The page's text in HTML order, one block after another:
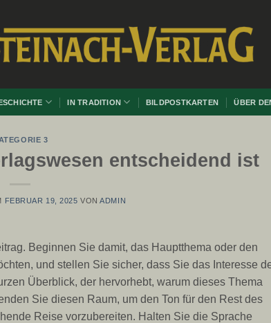
IN TRADITION BILDPOSTKARTEN ÜBER
3
entscheidend ist
FEBRUAR 19, 2025 VONADMIN
Beginnen Sie damit, das Hauptthema oder den
und stellen Sie sicher, dass Sie das Interesse
Überblick, der hervorhebt, warum dieses Thema
Sie diesen Raum, um den Ton für den Rest des
Reise vorzubereiten. Halten Sie die Sprache